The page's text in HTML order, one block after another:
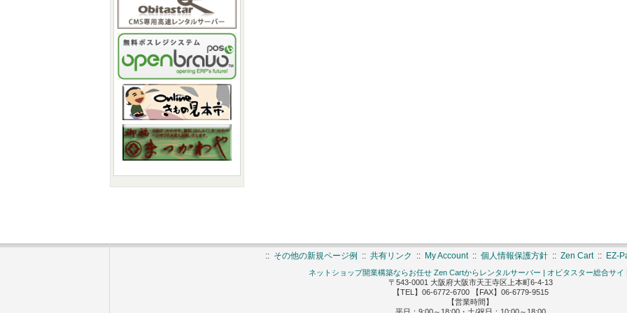
:: その他の新規ページ例 :: 共有リンク :: My Account:: 個人情報保護方針 :: Zen Cart:: EZ-
ネットショップ開業構築ならお任せ Zen Cartからレンタルサーバー | オビタスター総合サイ
〒543-0001 大阪府大阪市天王寺区上本町6-4-13
【TEL】06-6772-6700 【FAX】06-6779-9515
【営業時間】